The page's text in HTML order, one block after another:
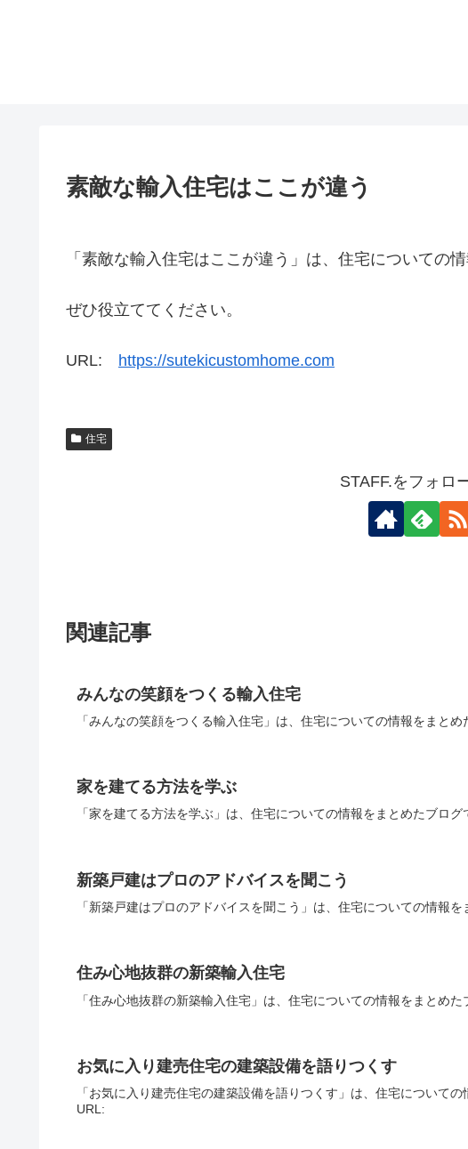
素敵な輸入住宅はここが違う
「素敵な輸入住宅はここが違う」は、住宅についての
ぜひ役立ててください。
URL: https://sutekicustomhome.com
住宅
STAFF.をフォロ
関連記事
みんなの笑顔をつくる輸入住宅
「みんなの笑顔をつくる輸入住宅」は、住宅についての情報をまと
家を建てる方法を学ぶ
「家を建てる方法を学ぶ」は、住宅についての情報をまとめたブロ
新築戸建はプロのアドバイスを聞こう
「新築戸建はプロのアドバイスを聞こう」は、住宅についての情報
住み心地抜群の新築輸入住宅
「住み心地抜群の新築輸入住宅」は、住宅についての情報をまとめ
お気に入り建売住宅の建築設備を語りつくす
「お気に入り建売住宅の建築設備を語りつくす」は、住宅について
URL: